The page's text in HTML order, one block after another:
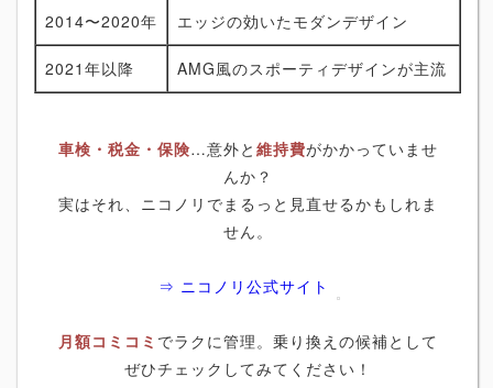
2014〜2020年 エッジの効いたモダンデザイン
2021年以降 AMG風のスポーティデザインが主流
車検・税金・保険…意外と 維持費がかかっていませ
んか？
実はそれ、ニコノリでまるっと見直せるかもしれま
せん。
⇒ ニコノリ公式サイト
月額コミコミ でラクに管理。乗り換えの候補として
ぜひチェックしてみてください！